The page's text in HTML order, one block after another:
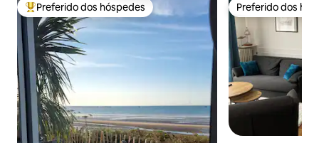
Entre os melhores preferidos dos hóspedes
Preferido dos hóspedes Preferido dos
Preferido dos